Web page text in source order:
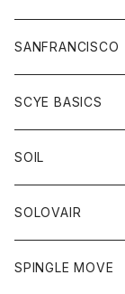
ニット
ベスト
ボトム
ワンピース
コート
パーカー
スカート
Tシャツ
トップス
Tシャツ
トレーナー
ボトム
ショートパンツ
レディース
グッズ
靴
SANFRANCISCO
アウター
カーディガン
コート
グッズ
ネクタイ
グローブ
アクセサリー
トップス
SCYE BASICS
ボトム
ジーンズ
チノパン
トップス
ポロシャツ
靴
SOIL
靴
ワンピース
SOLOVAIR
SPINGLE MOVE